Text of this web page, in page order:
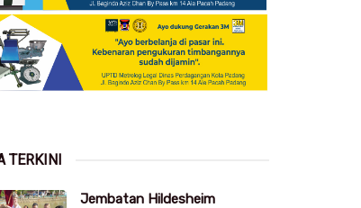
TERKINI
Jembatan Hildesheim